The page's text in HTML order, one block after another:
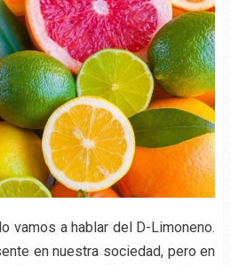
vamos a hablar del D-Limoneno.
en nuestra sociedad, pero en